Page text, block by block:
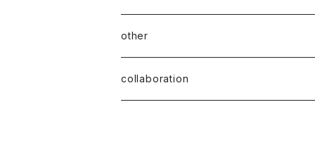
other
collaboration